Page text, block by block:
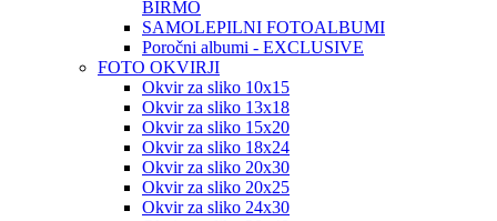
BIRMO
SAMOLEPILNI FOTOALBUMI
Poročni albumi - EXCLUSIVE
FOTO OKVIRJI
Okvir za sliko 10x15
Okvir za sliko 13x18
Okvir za sliko 15x20
Okvir za sliko 18x24
Okvir za sliko 20x30
Okvir za sliko 20x25
Okvir za sliko 24x30